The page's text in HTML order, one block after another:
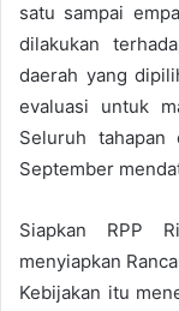
satu sampai
dilakukan
daerah yang
evaluasi untuk
Seluruh
September
Siapkan RPP
menyiapkan
Kebijakan itu